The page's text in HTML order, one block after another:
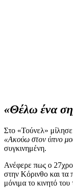
«Θέλω ένα
Στο «Τούνελ»
«Ακούω στον ύπνο
συγκινημένη.
Ανέφερε πως ο
στην Κόρινθο και τα
μόνιμα το κινητό